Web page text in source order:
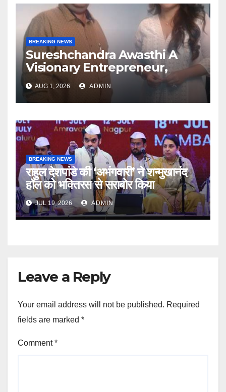
BREAKING NEWS
Sureshchandra Awasthi A
Visionary Entrepreneur,
Producer And Humanitarian
AUG 1, 2026 ADMIN
BREAKING NEWS
राहुल देशपांडे की ‘अभंगवारी’ ने शन्मुखानंद
हॉल को भक्तिरस से सराबोर किया
JUL 19, 2026 ADMIN
Leave a Reply
Your email address will not be published. Required
fields are marked *
Comment*